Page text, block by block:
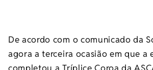
De acordo com o comunicado da
agora a terceira ocasião em que a